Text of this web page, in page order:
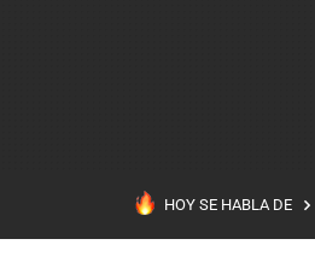
HOY SE HABLA DE